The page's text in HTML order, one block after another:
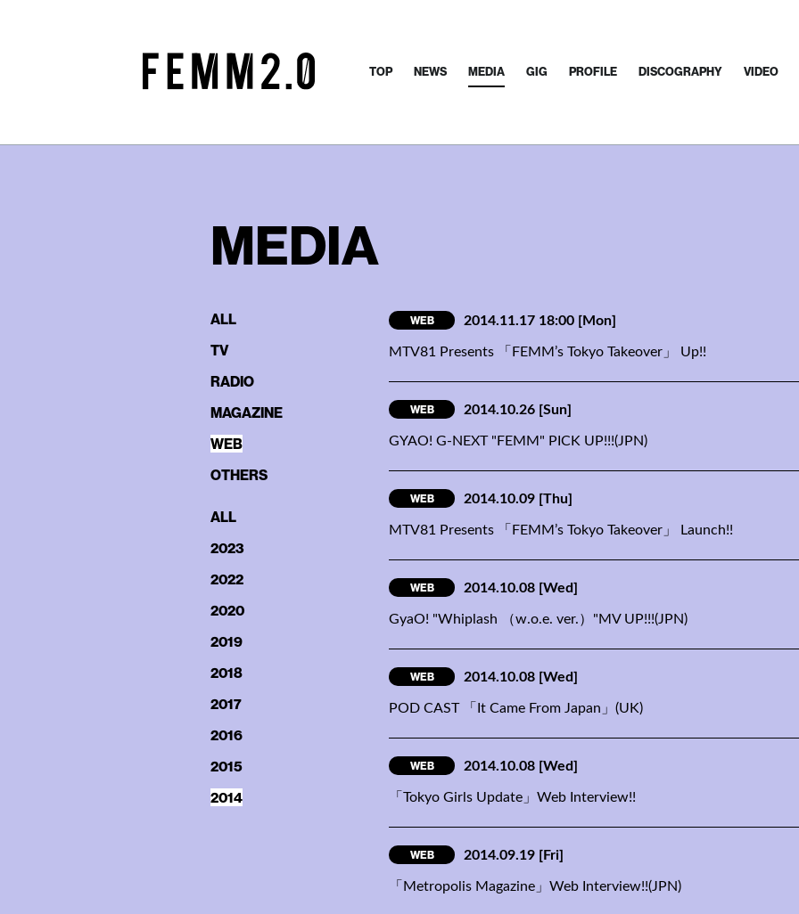
TOP NEWS MEDIA GIG PROFILE DISCOGRAPHY VIDEO
MEDIA
ALL
TV
RADIO
MAGAZINE
WEB
OTHERS
ALL
2023
2022
2020
2019
2018
2017
2016
2015
2014
WEB 2014.11.17 18:00 [Mon]
MTV81 Presents 「FEMM’s Tokyo Takeover」 Up!!
WEB 2014.10.26 [Sun]
GYAO! G-NEXT "FEMM" PICK UP!!!(JPN)
WEB 2014.10.09 [Thu]
MTV81 Presents 「FEMM’s Tokyo Takeover」 Launch!!
WEB 2014.10.08 [Wed]
GyaO! "Whiplash （w.o.e. ver.）"MV UP!!!(JPN)
WEB 2014.10.08 [Wed]
POD CAST 「It Came From Japan」(UK)
WEB 2014.10.08 [Wed]
「Tokyo Girls Update」Web Interview!!
WEB 2014.09.19 [Fri]
「Metropolis Magazine」Web Interview!!(JPN)